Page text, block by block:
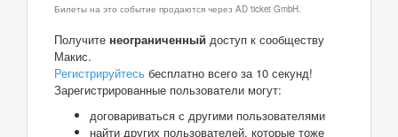
Билеты на это событие продаются через AD ticket GmbH.
Получите неограниченный доступ к сообществу
Макис.
Регистрируйтесь бесплатно всего за 10 секунд!
Зарегистрированные пользователи могут:
договариваться с другими пользователями
найти других пользователей, которые тоже